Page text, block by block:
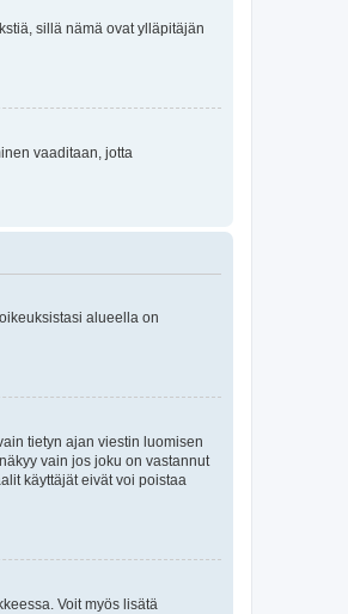
sillä nämä ovat ylläpitäjän
vaaditaan, jotta
alueella on
tietyn ajan viestin luomisen
vain jos joku on vastannut
käyttäjät eivät voi poistaa
Voit myös lisätä